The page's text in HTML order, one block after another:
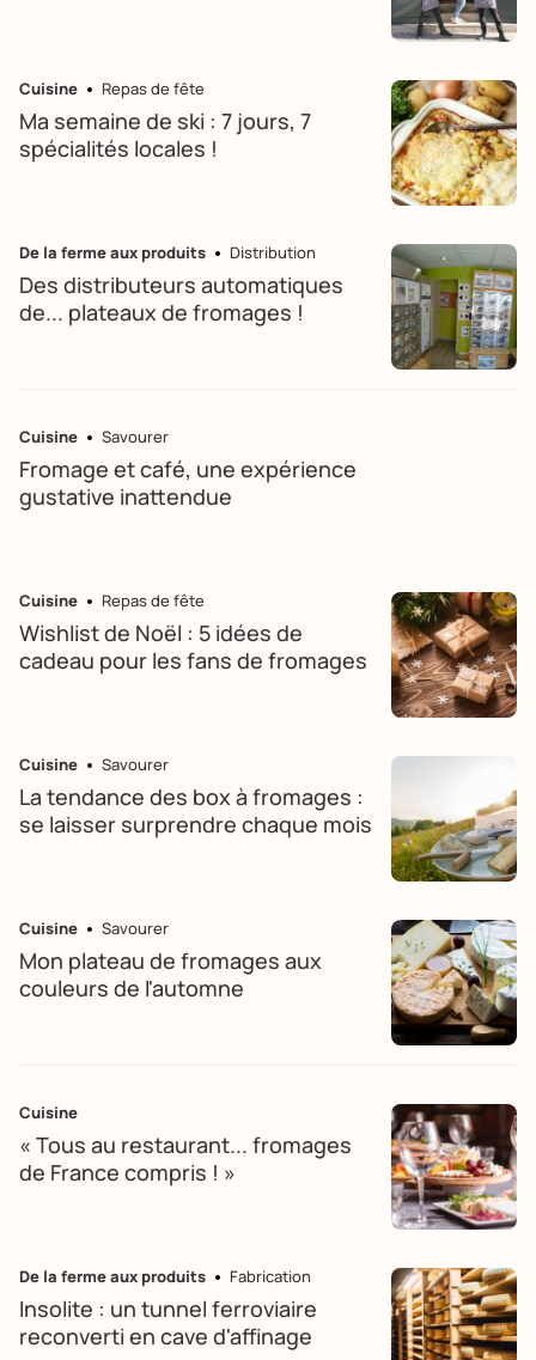
Cuisine Repas de fête
Ma semaine de ski : 7 jours, 7
spécialités locales !
De la ferme aux produits Distribution
Des distributeurs automatiques
de... plateaux de fromages !
Cuisine Savourer
Fromage et café, une expérience
gustative inattendue
Cuisine Repas de fête
Wishlist de Noël : 5 idées de
cadeau pour les fans de fromages
Cuisine Savourer
La tendance des box à fromages :
se laisser surprendre chaque mois
Cuisine Savourer
Mon plateau de fromages aux
couleurs de l'automne
Cuisine
« Tous au restaurant... fromages
de France compris ! »
De la ferme aux produits Fabrication
Insolite : un tunnel ferroviaire
reconverti en cave d'affinage